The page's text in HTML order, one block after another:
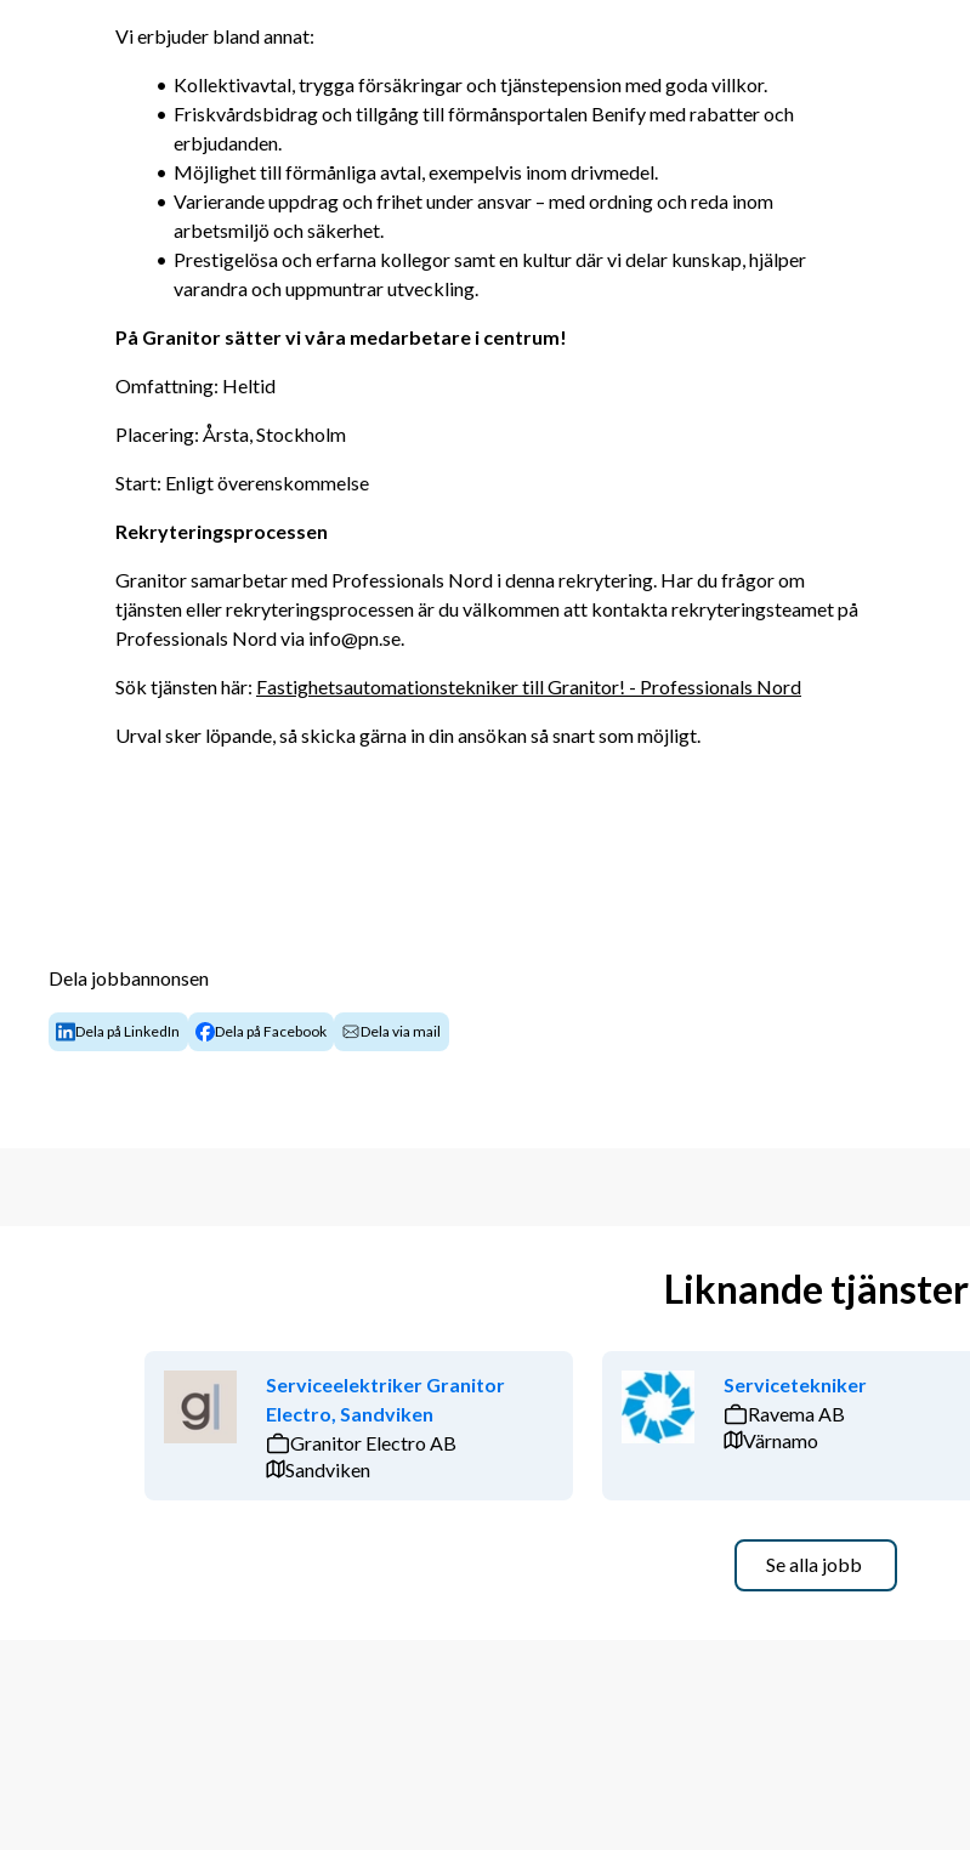
Vi erbjuder bland annat:
Kollektivavtal, trygga försäkringar och tjänstepension med goda villkor.
Friskvårdsbidrag och tillgång till förmånsportalen Benify med rabatter och
erbjudanden.
Möjlighet till förmånliga avtal, exempelvis inom drivmedel.
Varierande uppdrag och frihet under ansvar – med ordning och reda inom
arbetsmiljö och säkerhet.
Prestigelösa och erfarna kollegor samt en kultur där vi delar kunskap, hjälper
varandra och uppmuntrar utveckling.
På Granitor sätter vi våra medarbetare i centrum!
Omfattning: Heltid
Placering: Årsta, Stockholm
Start: Enligt överenskommelse
Rekryteringsprocessen
Granitor samarbetar med Professionals Nord i denna rekrytering. Har du frågor om
tjänsten eller rekryteringsprocessen är du välkommen att kontakta rekryteringsteamet på
Professionals Nord via info@pn.se.
Sök tjänsten här: Fastighetsautomationstekniker till Granitor! - Professionals Nord
Urval sker löpande, så skicka gärna in din ansökan så snart som möjligt.
Dela jobbannonsen
Dela på LinkedIn Dela på Facebook Dela via mail
Liknande tjänster
Serviceelektriker Granitor
Electro, Sandviken
Granitor Electro AB
Sandviken
Servicetekniker
Ravema AB
Värnamo
Se alla jobb